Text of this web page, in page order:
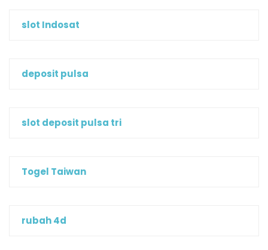
slot Indosat
deposit pulsa
slot deposit pulsa tri
Togel Taiwan
rubah 4d